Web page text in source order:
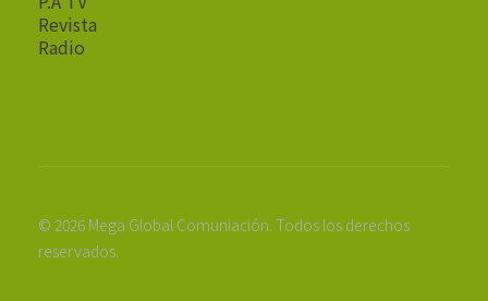
Revista
Radio
© 2026 Mega Global Comuniación. Todos los derechos
reservados.